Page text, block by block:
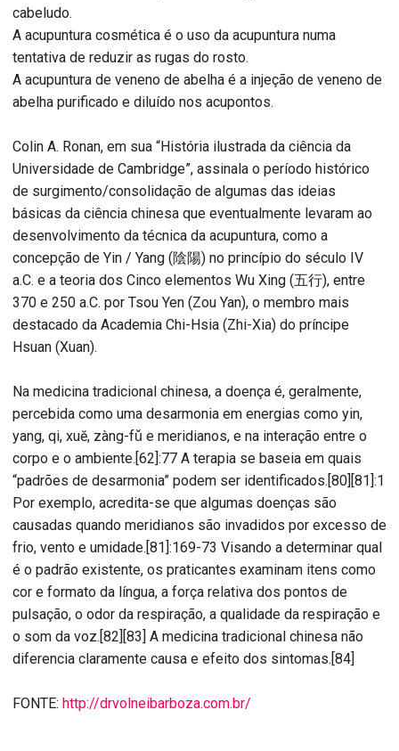
cabeludo.
A acupuntura cosmética é o uso da acupuntura numa
tentativa de reduzir as rugas do rosto.
A acupuntura de veneno de abelha é a injeção de veneno de
abelha purificado e diluído nos acupontos.
Colin A. Ronan, em sua “História ilustrada da ciência da
Universidade de Cambridge”, assinala o período histórico
de surgimento/consolidação de algumas das ideias
básicas da ciência chinesa que eventualmente levaram ao
desenvolvimento da técnica da acupuntura, como a
concepção de Yin / Yang (陰陽) no princípio do século IV
a.C. e a teoria dos Cinco elementos Wu Xing (五行), entre
370 e 250 a.C. por Tsou Yen (Zou Yan), o membro mais
destacado da Academia Chi-Hsia (Zhi-Xia) do príncipe
Hsuan (Xuan).
Na medicina tradicional chinesa, a doença é, geralmente,
percebida como uma desarmonia em energias como yin,
yang, qi, xuĕ, zàng-fǔ e meridianos, e na interação entre o
corpo e o ambiente.[62]:77 A terapia se baseia em quais
“padrões de desarmonia” podem ser identificados.[80][81]:1
Por exemplo, acredita-se que algumas doenças são
causadas quando meridianos são invadidos por excesso de
frio, vento e umidade.[81]:169-73 Visando a determinar qual
é o padrão existente, os praticantes examinam itens como
cor e formato da língua, a força relativa dos pontos de
pulsação, o odor da respiração, a qualidade da respiração e
o som da voz.[82][83] A medicina tradicional chinesa não
diferencia claramente causa e efeito dos sintomas.[84]
FONTE: http://drvolneibarboza.com.br/